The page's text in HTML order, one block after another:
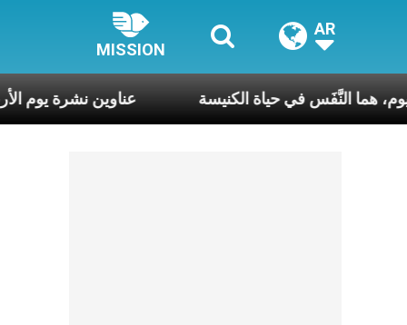
MISSION
AR
عناوين نشرة وكلّ يوم، هما النَّفَس في حياة الكنيسة